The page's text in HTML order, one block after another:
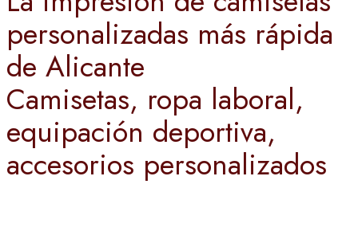
personalizadas más rápida
de Alicante
Camisetas, ropa laboral,
equipación deportiva,
accesorios personalizados